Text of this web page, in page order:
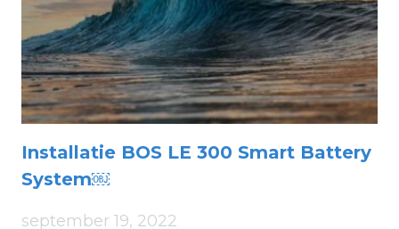
Installatie BOS LE 300 Smart Battery
System￼
september 19, 2022